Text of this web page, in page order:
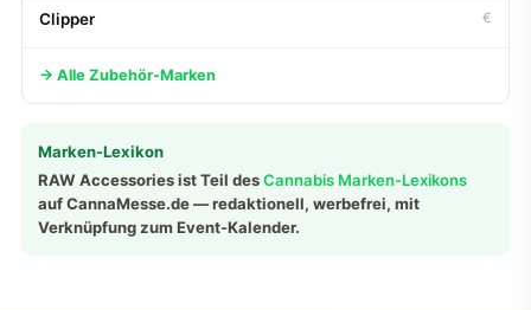
Clipper €
→ Alle Zubehör-Marken
Marken-Lexikon
RAW Accessories ist Teil desCannabis Marken-Lexikons
auf CannaMesse.de — redaktionell, werbefrei, mit
Verknüpfung zum Event-Kalender.